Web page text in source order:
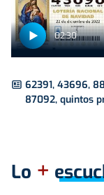
02:30
62391, 43696,
87092, quintos
Lo +